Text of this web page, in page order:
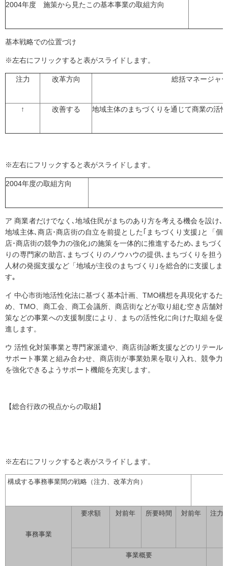
2004年度 施策から見たこの基本事業の取組方向
基本戦略での位置づけ
※左右にフリックすると表がスライドします。
注力 改革方向 総括マネージャ
↑ 改善する 地域主体のまちづくりを通じて商業の活
※左右にフリックすると表がスライドします。
2004年度の取組方向
ア 商業者だけでなく､地域住民がまちのあり方を考える機会を設け､
地域主体､商店･商店街の自立を前提とした｢まちづくり支援｣と「個
店･商店街の競争力の強化｣の施策を一体的に推進するため､まちづく
りの専門家の助言､まちづくりのノウハウの提供､まちづくりを担う
人材の発掘支援など「地域が主役のまちづくり｣を総合的に支援しま
す｡
イ 中心市街地活性化法に基づく基本計画、TMO構想を具現化するた
め、TMO、商工会、商工会議所、商店街などが取り組む空き店舗対
策などの事業への支援制度により、まちの活性化に向けた取組を促
進します。
ウ 活性化対策事業と専門家派遣や、商店街診断支援などのリテール
サポート事業と組み合わせ、商店街が事業効果を取り入れ、競争力
を強化できるようサポート機能を充実します。
【総合行政の視点からの取組】
※左右にフリックすると表がスライドします。
構成する事務事業間の戦略（注力、改革方向）
事務事業
要求額 対前年 所要時間 対前年 注力
事業概要